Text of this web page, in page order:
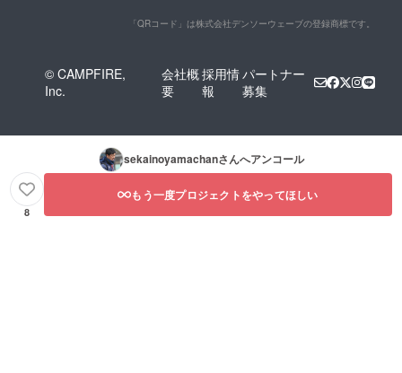
「QRコード」は株式会社デンソーウェーブの登録商標です。
© CAMPFIRE,
Inc.
会社概
要
採用情
報
パートナー
募集
sekainoyamachanさんへアンコール
8
もう一度プロジェクトをやってほしい